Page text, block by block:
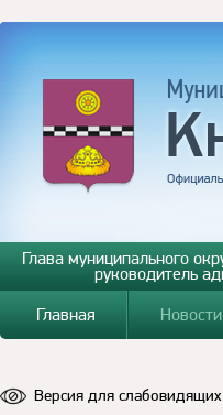
Глава муниципального
руководитель
Главная
Новости
Версия для слабовидящих